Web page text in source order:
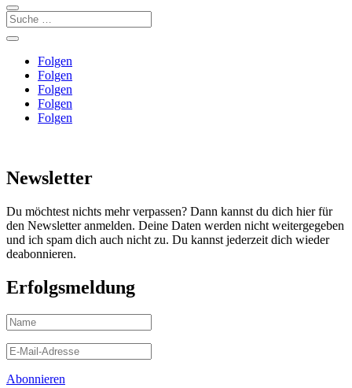
Folgen
Folgen
Folgen
Folgen
Folgen
Newsletter
Du möchtest nichts mehr verpassen? Dann kannst du dich hier für
den Newsletter anmelden. Deine Daten werden nicht weitergegeben
und ich spam dich auch nicht zu. Du kannst jederzeit dich wieder
deabonnieren.
Erfolgsmeldung
Abonnieren